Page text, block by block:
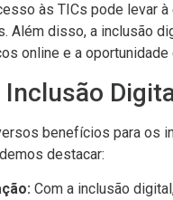
às TICs pode levar
Além disso, a inclusão
online e a
benefícios para os
destacar:
Com a inclusão